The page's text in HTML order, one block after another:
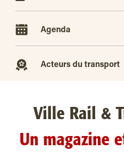
Agenda
Acteurs du transport
Ville Rail &
Un magazine